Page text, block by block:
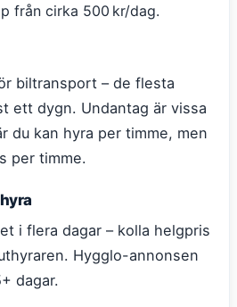
från cirka 500 kr/dag.
biltransport – de flesta
ett dygn. Undantag är vissa
du kan hyra per timme, men
per timme.
i flera dagar – kolla helgpris
Hygglo-annonsen
dagar.